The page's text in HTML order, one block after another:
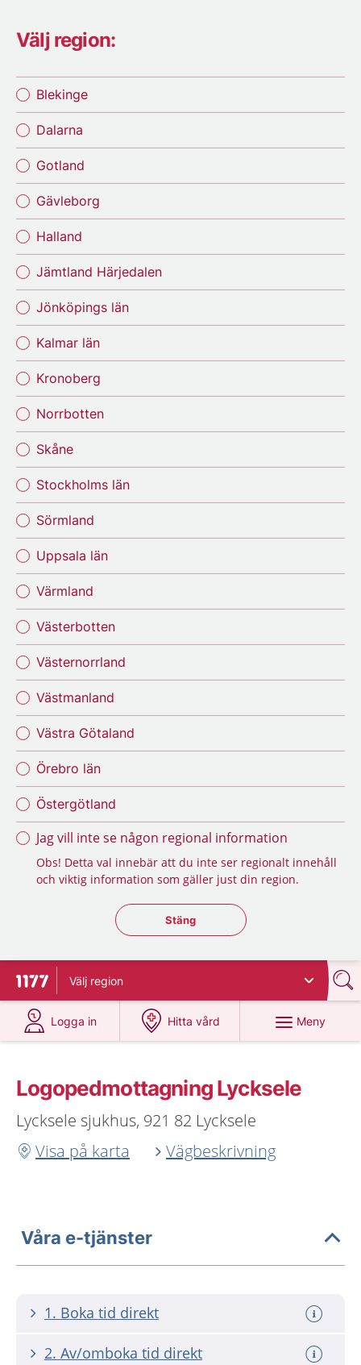
Välj region:
Blekinge
Dalarna
Gotland
Gävleborg
Halland
Jämtland Härjedalen
Jönköpings län
Kalmar län
Kronoberg
Norrbotten
Skåne
Stockholms län
Sörmland
Uppsala län
Värmland
Västerbotten
Västernorrland
Västmanland
Västra Götaland
Örebro län
Östergötland
Jag vill inte se någon regional information
Obs! Detta val innebär att du inte ser regionalt innehåll
och viktig information som gäller just din region.
Stäng regionsväljaren
Stäng
Till startsidan för 1177
Välj region
Logga in
på 1177.se
Hitta vård
på 1177.se
Meny
Logopedmottagning Lycksele
Lycksele sjukhus, 921 82 Lycksele
Visa på karta
Vägbeskrivning
Våra e-tjänster
1. Boka tid direkt
2. Av/omboka tid direkt